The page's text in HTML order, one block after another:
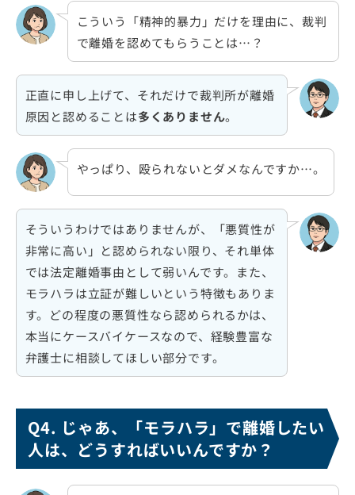
こういう「精神的暴力」だけを理由に、裁判
で離婚を認めてもらうことは…？
正直に申し上げて、それだけで裁判所が離婚
原因と認めることは多くありません。
やっぱり、殴られないとダメなんですか…。
そういうわけではありませんが、「悪質性が
非常に高い」と認められない限り、それ単体
では法定離婚事由として弱いんです。また、
モラハラは立証が難しいという特徴もありま
す。どの程度の悪質性なら認められるかは、
本当にケースバイケースなので、経験豊富な
弁護士に相談してほしい部分です。
Q4. じゃあ、「モラハラ」で離婚したい
人は、どうすればいいんですか？